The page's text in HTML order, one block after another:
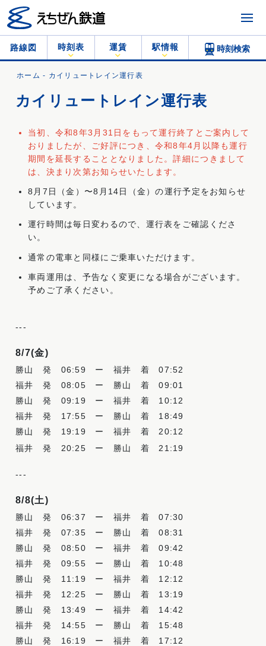
路線図 時刻表 運賃 駅情報 時刻検索
ホーム - カイリュートレイン運行表
カイリュートレイン運行表
当初、令和8年3月31日をもって運行終了とご案内して
おりましたが、ご好評につき、令和8年4月以降も運行
期間を延長することとなりました。詳細につきまして
は、決まり次第お知らせいたします。
8月7日（金）〜8月14日（金）の運行予定をお知らせ
しています。
運行時間は毎日変わるので、運行表をご確認くださ
い。
通常の電車と同様にご乗車いただけます。
車両運用は、予告なく変更になる場合がございます。
予めご了承ください。
---
8/7(金)
勝山 発 06:59 ー 福井 着07:52
福井 発 08:05 ー 勝山 着09:01
勝山 発 09:19 ー 福井 着 10:12
福井 発 17:55 ー 勝山 着 18:49
勝山 発 19:19 ー 福井 着 20:12
福井 発 20:25 ー 勝山 着 21:19
---
8/8(土)
勝山 発 06:37 ー 福井 着07:30
福井 発 07:35 ー 勝山 着08:31
勝山 発 08:50 ー 福井 着09:42
福井 発 09:55 ー 勝山 着 10:48
勝山 発 11:19 ー 福井 着 12:12
福井 発 12:25 ー 勝山 着 13:19
勝山 発 13:49 ー 福井 着 14:42
福井 発 14:55 ー 勝山 着 15:48
勝山 発 16:19 ー 福井 着 17:12